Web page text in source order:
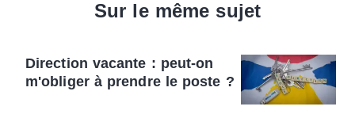
Sur le même sujet
Direction vacante : peut-on
m'obliger à prendre le poste ?